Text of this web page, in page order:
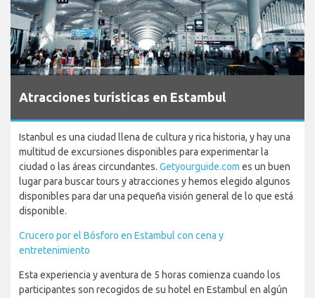
Atracciones turísticas en Estambul
Istanbul es una ciudad llena de cultura y rica historia, y hay una
multitud de excursiones disponibles para experimentar la
ciudad o las áreas circundantes. Getyourguide.com es un buen
lugar para buscar tours y atracciones y hemos elegido algunos
disponibles para dar una pequeña visión general de lo que está
disponible.
Crucero por el Bósforo en Estambul con cena y
entretenimiento
Esta experiencia y aventura de 5 horas comienza cuando los
participantes son recogidos de su hotel en Estambul en algún